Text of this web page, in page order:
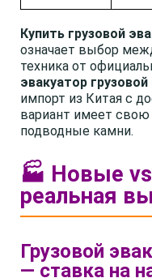
Купить грузовой
означает выбор
техника от
эвакуатор грузовой
импорт из Китая с
вариант имеет
подводные камни.
🏭 Новые
реальная
Грузовой
— ставка на